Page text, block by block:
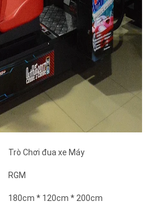
Trò Chơi đua xe Máy
RGM
180cm * 120cm * 200cm